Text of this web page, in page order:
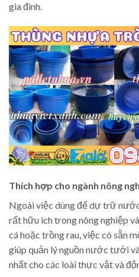
gia đình.
Thích hợp cho ngành nông
Ngoài việc dùng để dự trữ
rất hữu ích trong nông nghiệp
cá hoặc trồng rau, việc có sẵn
giúp quản lý nguồn nước tưới
nhất cho các loài thực vật và